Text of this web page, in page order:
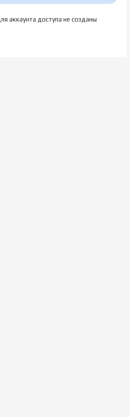
аккаунта доступа не созданы